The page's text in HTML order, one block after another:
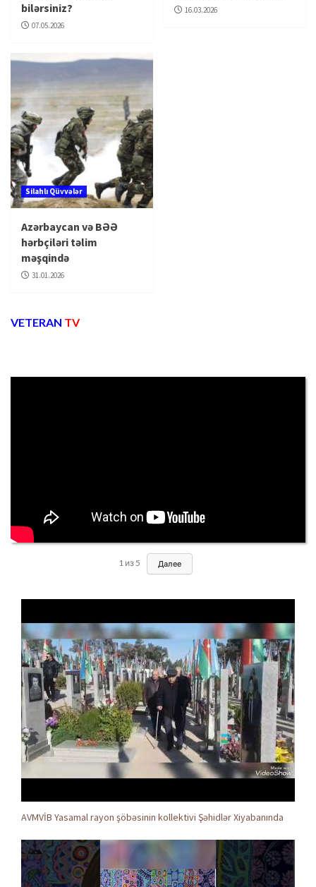
bilərsiniz?
07.05.2026
16.03.2026
Silahlı Qüvvələr
Azərbaycan və BƏƏ
hərbçiləri təlim
məşqində
31.01.2026
VETERAN TV
1 из5 Далее
AVMVİB Yasamal rayon şöbəsinin kollektivi Şəhidlər Xiyabanında